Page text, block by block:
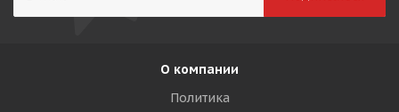
О компании
Политика